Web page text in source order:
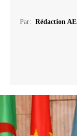
Par: Rédaction AE